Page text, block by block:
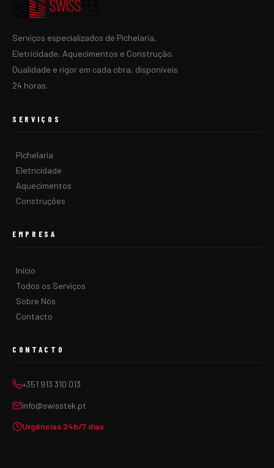
Serviços especializados de Pichelaria,
Eletricidade, Aquecimentos e Construção.
Qualidade e rigor em cada obra, disponíveis
24 horas.
SERVIÇOS
Pichelaria
Eletricidade
Aquecimentos
Construções
EMPRESA
Início
Todos os Serviços
Sobre Nós
Contacto
CONTACTO
+351 913 310 013
info@swisstek.pt
Urgências 24h/7 dias